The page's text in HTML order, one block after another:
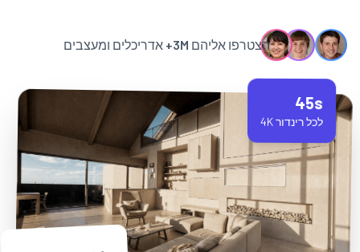
הצטרפו אליהם 3M+ אדריכלים ומעצבים
45s
לכל רינדור 4K